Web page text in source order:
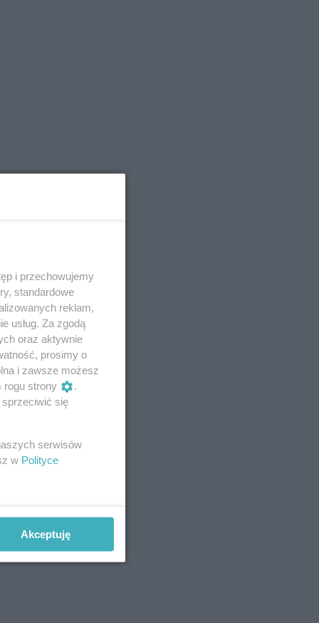
i przechowujemy
standardowe
reklam,
usług. Za zgodą
oraz aktywnie
prosimy o
i zawsze możesz
rogu strony
.
się
serwisów
w Polityce
Akceptuję